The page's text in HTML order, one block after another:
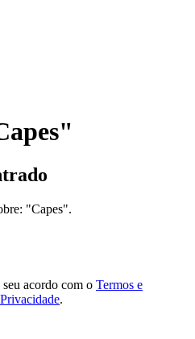
"
"Capes".
acordo com o Termos e
.